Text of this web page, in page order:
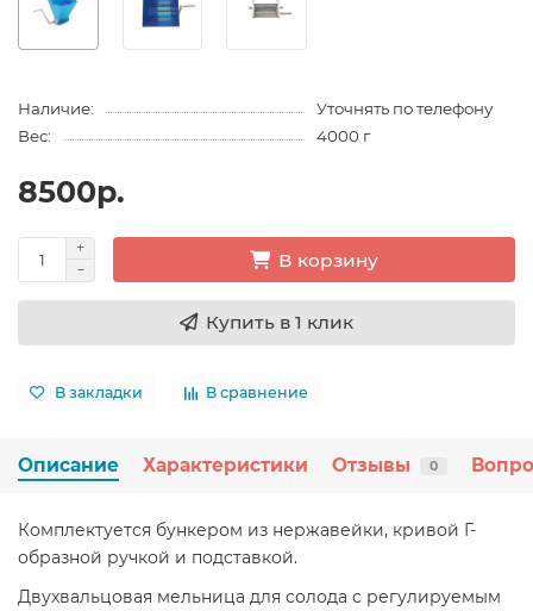
Наличие:
Уточнять по телефону
Вес:
4000 г
8500р.
В корзину
Купить в 1 клик
В закладки В сравнение
Описание Характеристики Отзывы 0
Комплектуется бункером из нержавейки, кривой Г-
образной ручкой и подставкой.
Двухвальцовая мельница для солода с регулируемым